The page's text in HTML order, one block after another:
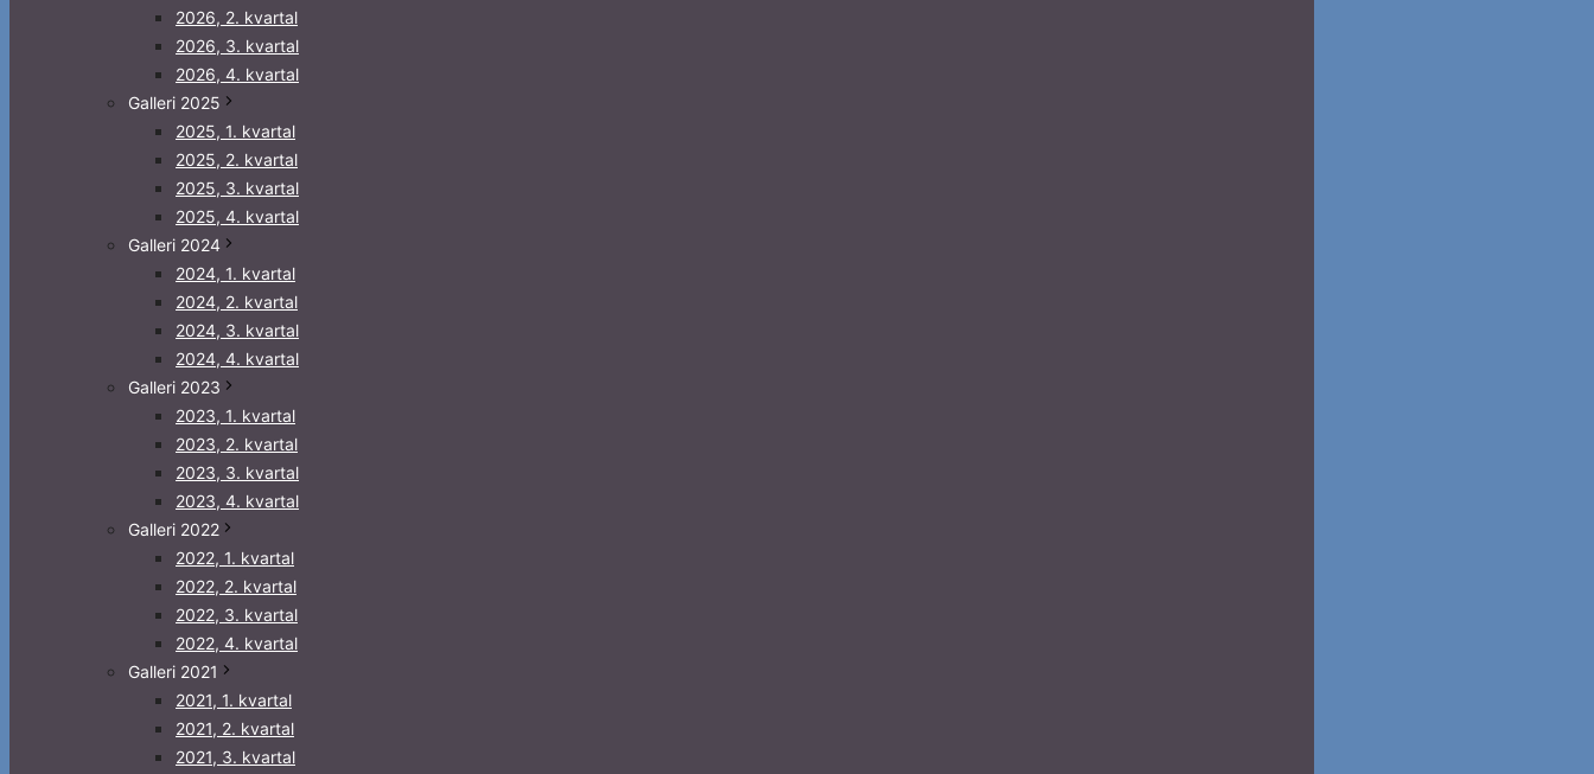
2026, 2. kvartal
2026, 3. kvartal
2026, 4. kvartal
Galleri 2025
2025, 1. kvartal
2025, 2. kvartal
2025, 3. kvartal
2025, 4. kvartal
Galleri 2024
2024, 1. kvartal
2024, 2. kvartal
2024, 3. kvartal
2024, 4. kvartal
Galleri 2023
2023, 1. kvartal
2023, 2. kvartal
2023, 3. kvartal
2023, 4. kvartal
Galleri 2022
2022, 1. kvartal
2022, 2. kvartal
2022, 3. kvartal
2022, 4. kvartal
Galleri 2021
2021, 1. kvartal
2021, 2. kvartal
2021, 3. kvartal